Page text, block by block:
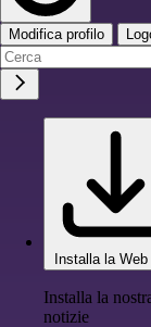
Modifica profilo
Installa la
Installa la
notizie